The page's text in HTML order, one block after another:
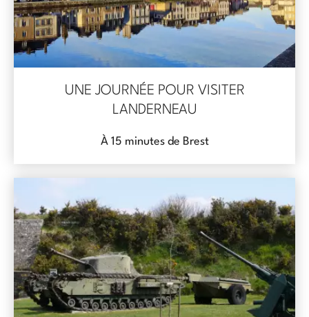
UNE JOURNÉE POUR VISITER
LANDERNEAU
À 15 minutes de Brest